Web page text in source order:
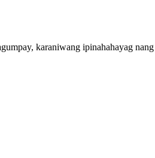
karaniwang ipinahahayag